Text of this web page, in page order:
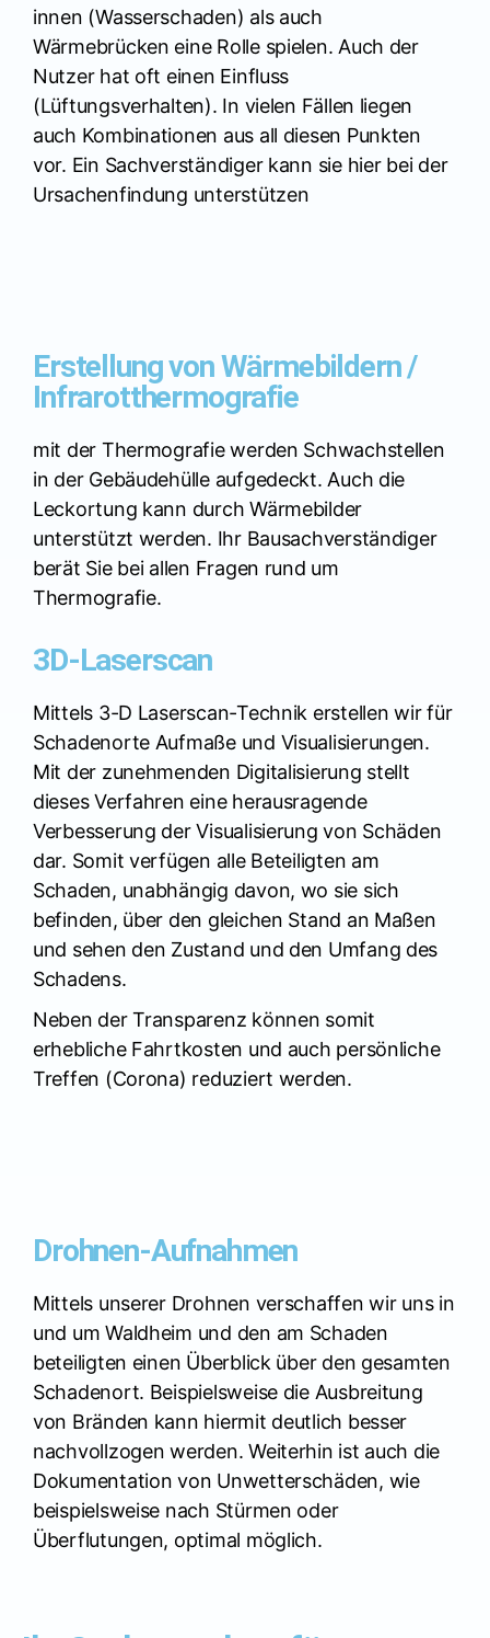
innen (Wasserschaden) als auch
Wärmebrücken eine Rolle spielen. Auch der
Nutzer hat oft einen Einfluss
(Lüftungsverhalten). In vielen Fällen liegen
auch Kombinationen aus all diesen Punkten
vor. Ein Sachverständiger kann sie hier bei der
Ursachenfindung unterstützen
Erstellung von Wärmebildern /
Infrarotthermografie
mit der Thermografie werden Schwachstellen
in der Gebäudehülle aufgedeckt. Auch die
Leckortung kann durch Wärmebilder
unterstützt werden. Ihr Bausachverständiger
berät Sie bei allen Fragen rund um
Thermografie.
3D-Laserscan
Mittels 3-D Laserscan-Technik erstellen wir für
Schadenorte Aufmaße und Visualisierungen.
Mit der zunehmenden Digitalisierung stellt
dieses Verfahren eine herausragende
Verbesserung der Visualisierung von Schäden
dar. Somit verfügen alle Beteiligten am
Schaden, unabhängig davon, wo sie sich
befinden, über den gleichen Stand an Maßen
und sehen den Zustand und den Umfang des
Schadens.
Neben der Transparenz können somit
erhebliche Fahrtkosten und auch persönliche
Treffen (Corona) reduziert werden.
Drohnen-Aufnahmen
Mittels unserer Drohnen verschaffen wir uns in
und um Waldheim und den am Schaden
beteiligten einen Überblick über den gesamten
Schadenort. Beispielsweise die Ausbreitung
von Bränden kann hiermit deutlich besser
nachvollzogen werden. Weiterhin ist auch die
Dokumentation von Unwetterschäden, wie
beispielsweise nach Stürmen oder
Überflutungen, optimal möglich.